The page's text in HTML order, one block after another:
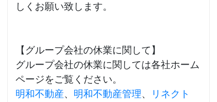
しくお願い致します。
【グループ会社の休業に関して】
グループ会社の休業に関しては各社ホーム
ページをご覧ください。
明和不動産、 明和不動産管理、 リネクト